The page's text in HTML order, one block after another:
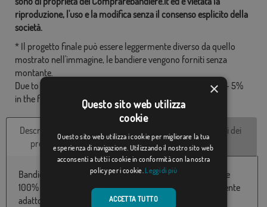
riproduzione, l'uso e la modifica senza il consenso esplicito della
società.
* Il progetto finale può essere leggermente diverso da quello
mostrato nell'immagine, le bandiere vengono forniti senza
montante.
Due to production format, there may be a variation of + / - 5%
in the final dimensions and color tones.
Descrizione del
prodotto
tecniche
Recensioni dei
clienti
Bandiera Moldavia con il cappotto disponibile in poliestere
100% e varie misure da 060X100 a 150x300 Particolarmente
adatto per uso esterno e made in Europe.
×
Questo sito web utilizza
cookie
Questo sito web utilizza i cookie per migliorare la tua
esperienza di navigazione. Utilizzando il nostro sito web
acconsenti a tutti i cookie in conformità con la nostra
policy per i cookie. Leggi di più
ACCETTA TUTTO